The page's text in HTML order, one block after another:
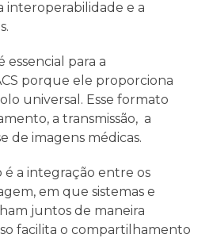
interoperabilidade e a
essencial para a
porque ele proporciona
universal. Esse formato
a transmissão, a
de imagens médicas.
a integração entre os
em que sistemas e
juntos de maneira
facilita o compartilhamento